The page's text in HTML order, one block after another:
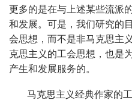
更多的是在与上述某些流派
和发展。可是，我们研究的
会思想，而不是非马克思主
克思主义的工会思想，也是
产生和发展服务的。
马克思主义经典作家的